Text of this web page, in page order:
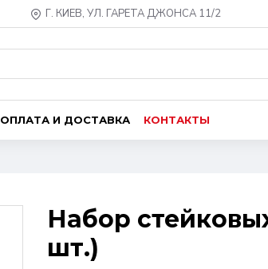
Г. КИЕВ, УЛ. ГАРЕТА ДЖОНСА 11/2
ОПЛАТА И ДОСТАВКА КОНТАКТЫ
Набор
шт.)